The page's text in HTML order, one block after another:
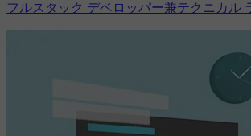
フルスタック デベロッパー兼テクニカル